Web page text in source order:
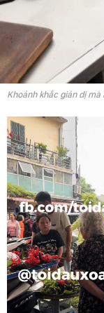
Khoảnh khắc giản dị